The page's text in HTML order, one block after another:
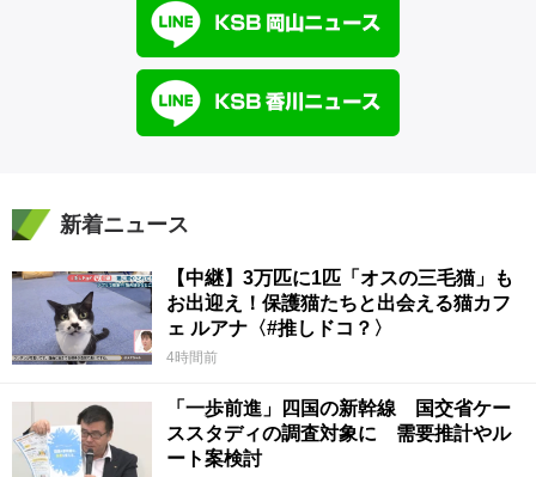
新着ニュース
【中継】3万匹に1匹「オスの三毛猫」も
お出迎え！保護猫たちと出会える猫カフ
ェ ルアナ〈#推しドコ？〉
4時間前
「一歩前進」四国の新幹線 国交省ケー
ススタディの調査対象に 需要推計やル
ート案検討